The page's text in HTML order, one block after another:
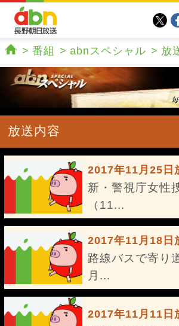
番組 abnスペシャル 放
放送内容
2017年11月25日
新・警視庁女性
（11...
2017年11月18日
路線バスで寄り
月...
2017年11月11日